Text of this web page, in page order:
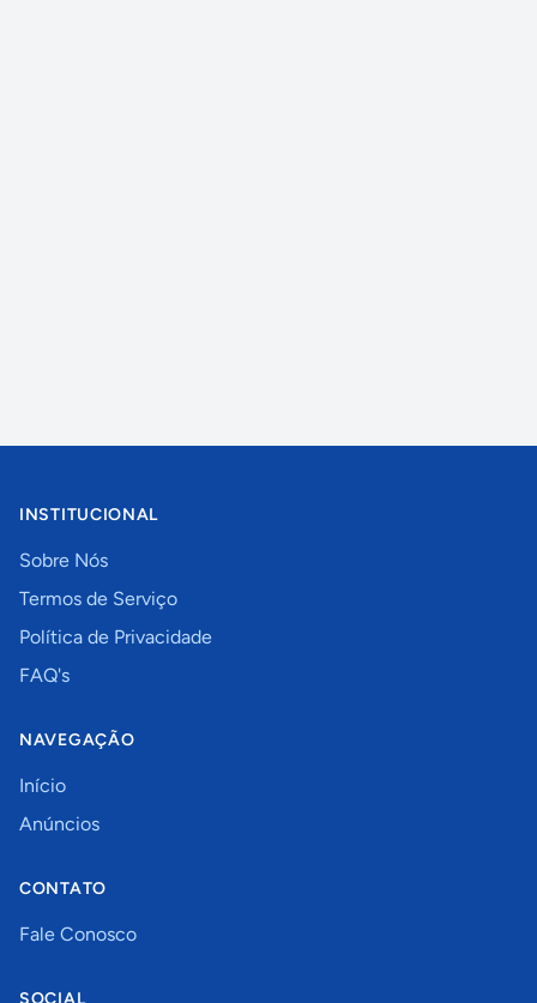
INSTITUCIONAL
Sobre Nós
Termos de Serviço
Política de Privacidade
FAQ's
NAVEGAÇÃO
Início
Anúncios
CONTATO
Fale Conosco
SOCIAL